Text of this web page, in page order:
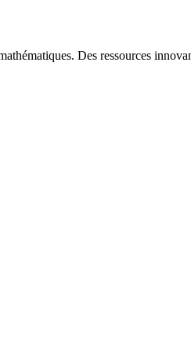
Des ressources